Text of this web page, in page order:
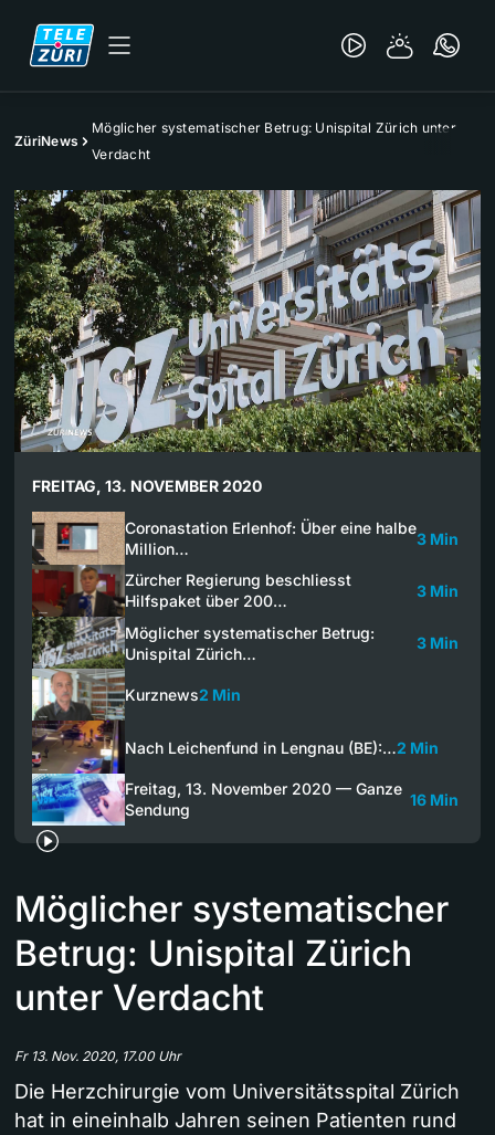
ZüriNews
Möglicher systematischer Betrug: Unispital Zürich unter
Verdacht
FREITAG, 13. NOVEMBER 2020
Coronastation Erlenhof: Über eine halbe
Million…
3 Min
Zürcher Regierung beschliesst
Hilfspaket über 200…
3 Min
Möglicher systematischer Betrug:
Unispital Zürich…
3 Min
Kurznews2 Min
Nach Leichenfund in Lengnau (BE):…2 Min
Freitag, 13. November 2020 — Ganze
Sendung
16 Min
Möglicher systematischer
Betrug: Unispital Zürich
unter Verdacht
Fr 13. Nov. 2020, 17.00 Uhr
Die Herzchirurgie vom Universitätsspital Zürich
hat in eineinhalb Jahren seinen Patienten rund